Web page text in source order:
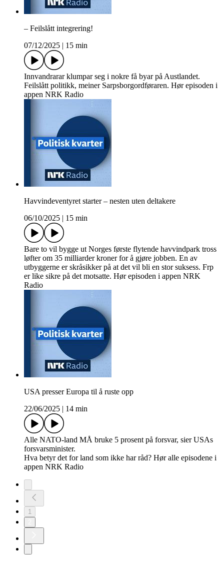
– Feilslått integrering!
07/12/2025
15 min
Innvandrarar klumpar seg i nokre få byar på Austlandet.
Feilslått politikk, meiner Sarpsborgordføraren. Hør episoden i
appen NRK Radio
Havvindeventyret starter – nesten uten deltakere
06/10/2025
15 min
Bare to vil bygge ut Norges første flytende havvindpark tross
løfter om 35 milliarder kroner for å gjøre jobben. En av
utbyggerne er skråsikker på at det vil bli en stor suksess. Frp
er like sikre på det motsatte. Hør episoden i appen NRK
Radio
USA presser Europa til å ruste opp
22/06/2025
14 min
Alle NATO-land MÅ bruke 5 prosent på forsvar, sier USAs
forsvarsminister.
Hva betyr det for land som ikke har råd? Hør alle episodene i
appen NRK Radio
1